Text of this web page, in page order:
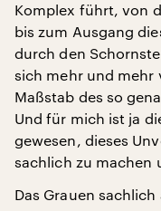
Komplex führt, von
bis zum Ausgang
durch den
sich mehr und mehr
Maßstab des so
Und für mich ist ja
gewesen, dieses
sachlich zu machen
Das Grauen